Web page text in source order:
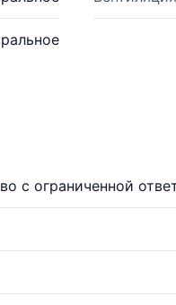
с ограниченной